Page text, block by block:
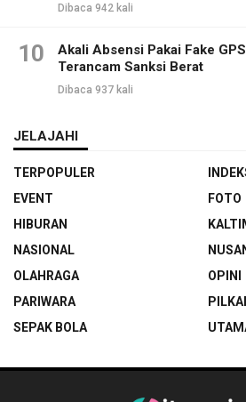
Dibaca 942 kali
10
Akali Absensi Pakai Fake
Terancam Sanksi Berat
Dibaca 937 kali
JELAJAHI
TERPOPULER
EVENT
FOTO
HIBURAN
NASIONAL
OLAHRAGA
OPINI
PARIWARA
SEPAK BOLA